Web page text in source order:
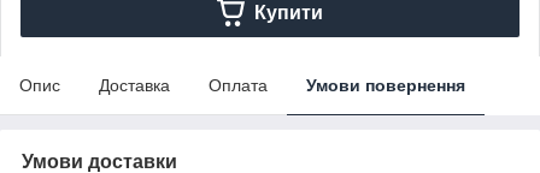
Купити
Опис Доставка Оплата Умови повернення
Умови доставки